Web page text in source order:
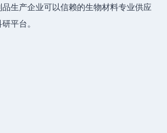
生产企业可以信赖的生物材料专业供应
平台。